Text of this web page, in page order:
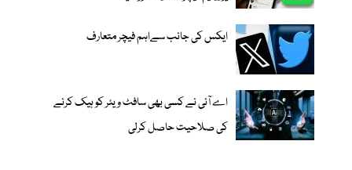
ایکس کی جانب سےاہم فیچر متعارف
اے آئی نے کسی بھی سافٹ ویئر کو ہیک کرنے
کی صلاحیت حاصل کرلی